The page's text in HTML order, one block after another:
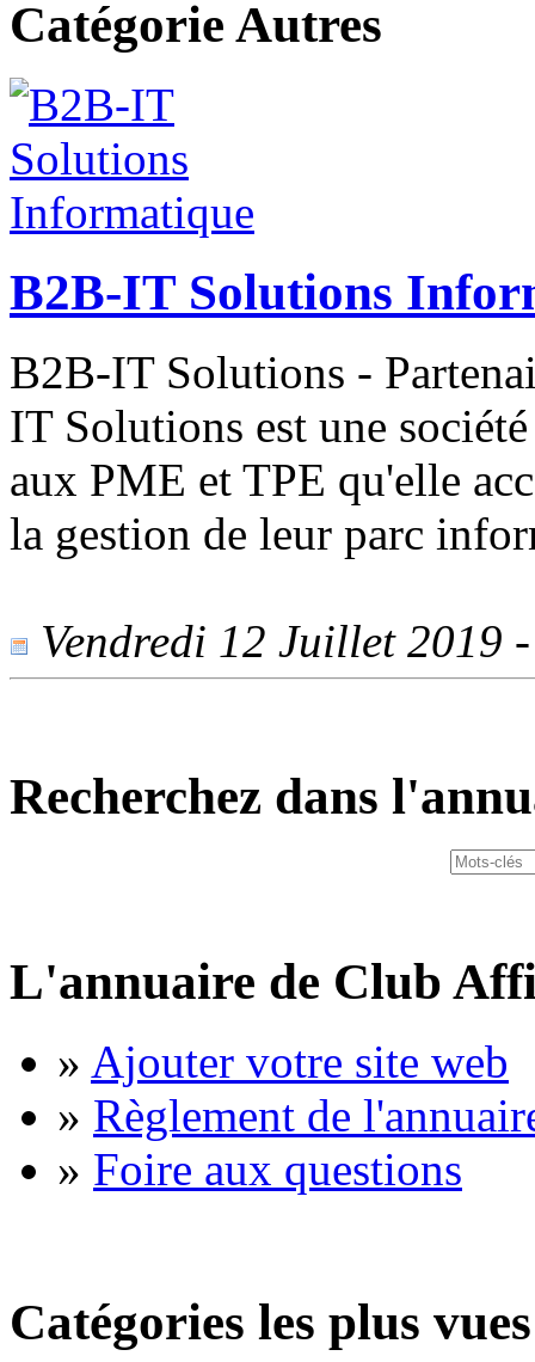
Catégorie Autres
B2B-IT Solutions
B2B-IT Solutions -
IT Solutions est une
aux PME et TPE qu'elle
la gestion de leur parc
Vendredi 12 Juillet 2019
Recherchez dans
L'annuaire de Club
» Ajouter votre site web
» Règlement de
» Foire aux questions
Catégories les plus vues